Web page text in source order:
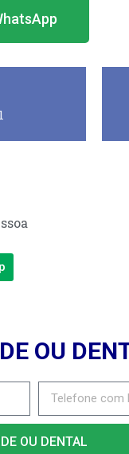
OU
OU DENTAL